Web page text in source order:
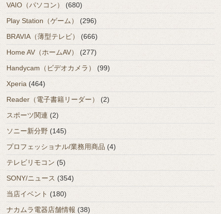
VAIO（パソコン）
(680)
Play Station（ゲーム）
(296)
BRAVIA（薄型テレビ）
(666)
Home AV（ホームAV）
(277)
Handycam（ビデオカメラ）
(99)
Xperia (464)
Reader（電子書籍リーダー）
(2)
スポーツ関連 (2)
ソニー新分野 (145)
プロフェッショナル/業務用商品 (4)
テレビリモコン (5)
SONY/ニュース (354)
当店イベント (180)
ナカムラ電器店舗情報 (38)